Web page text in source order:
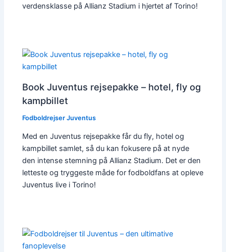
verdensklasse på Allianz Stadium i hjertet af Torino!
Book Juventus rejsepakke – hotel, fly og
kampbillet
Fodboldrejser Juventus
Med en Juventus rejsepakke får du fly, hotel og
kampbillet samlet, så du kan fokusere på at nyde
den intense stemning på Allianz Stadium. Det er den
letteste og tryggeste måde for fodboldfans at opleve
Juventus live i Torino!